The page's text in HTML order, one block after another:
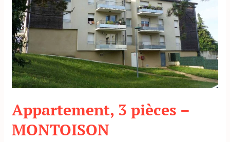
Appartement, 3 pièces –
MONTOISON